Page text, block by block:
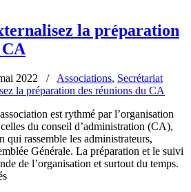
la préparation
2022 / Associations, Secrétariat
est rythmé par l’organisation
du conseil d’administration (CA),
qui rassemble les administrateurs,
Générale. La préparation et le suivi
de l’organisation et surtout du temps.